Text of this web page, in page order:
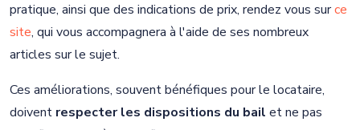
pratique, ainsi que des indications de prix, rendez vous surce
site, qui vous accompagnera à l'aide de ses nombreux
articles sur le sujet.
Ces améliorations, souvent bénéfiques pour le locataire,
doivent respecter les dispositions du bail et ne pas